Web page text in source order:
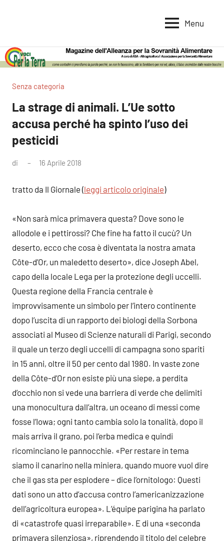
per
la
Terra
per
la
Alimentare
Menu
Senza categoria
La strage di animali. L’Ue sotto
accusa perché ha spinto l’uso dei
pesticidi
di 16 Aprile 2018
tratto da Il Giornale (leggi articolo originale)
«Non sarà mica primavera questa? Dove sono le
allodole e i pettirossi? Che fine ha fatto il cucù? Un
deserto, ecco che cosa è diventata la nostra amata
Côte-d’Or, un maledetto deserto», dice Joseph Abel,
capo della locale Lega per la protezione degli uccelli.
Questa regione della Francia centrale è
improvvisamente un simbolo per l’intero continente
dopo l’uscita di un rapporto dei biologi della Sorbona
associati al Museo di Scienze naturali di Parigi, secondo
il quale un terzo degli uccelli di campagna sono spariti
in 15 anni, oltre il 50 per cento dal 1980. In vaste zone
della Côte-d’Or non esiste più una siepe, a perdita
d’occhio non si vede una barriera di verde che delimiti
una monocultura dall’altra, un oceano di messi come
fosse l’Iowa; ogni tanto cambia solo la tonalità, dopo il
mais arriva il grano, poi l’erba medica e quindi
ricominciano le pannocchie. «Per restare in tema
siamo il canarino nella miniera, quando muore vuol dire
che il gas sta per esplodere – dice l’ornitologo: Questi
dati sono un atto d’accusa contro l’americanizzazione
dell’agricoltura europea». L’équipe parigina ha parlato
di «catastrofe quasi irreparabile». E di una «seconda
primavera silenziosa», riprendendo il titolo del celebre